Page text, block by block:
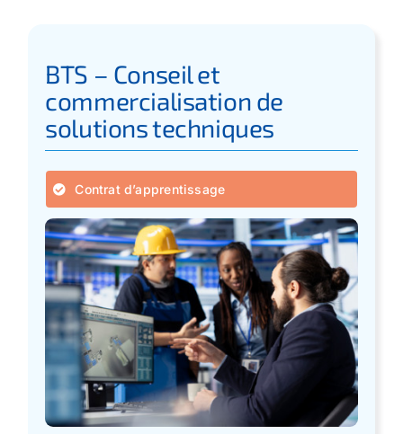
BTS – Conseil et
commercialisation de
solutions techniques
Contrat d’apprentissage